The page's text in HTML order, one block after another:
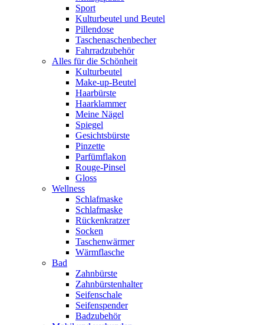
Sport
Kulturbeutel und Beutel
Pillendose
Taschenaschenbecher
Fahrradzubehör
Alles für die Schönheit
Kulturbeutel
Make-up-Beutel
Haarbürste
Haarklammer
Meine Nägel
Spiegel
Gesichtsbürste
Pinzette
Parfümflakon
Rouge-Pinsel
Gloss
Wellness
Schlafmaske
Schlafmaske
Rückenkratzer
Socken
Taschenwärmer
Wärmflasche
Bad
Zahnbürste
Zahnbürstenhalter
Seifenschale
Seifenspender
Badzubehör